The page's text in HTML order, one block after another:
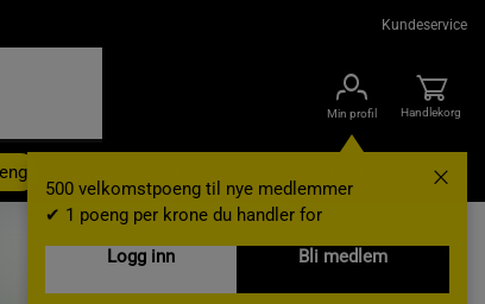
Kundeservice
Min profil
500 velkomstpoeng til nye medlemmer
✔ 1 poeng per krone du handler for
Logg inn
Bli medlem
Handlekorg
Gavekort